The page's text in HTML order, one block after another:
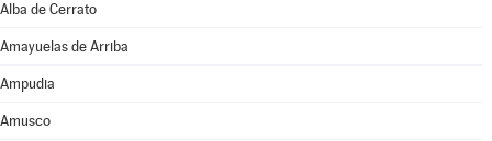
Alba de Cerrato
Amayuelas de Arriba
Ampudia
Amusco